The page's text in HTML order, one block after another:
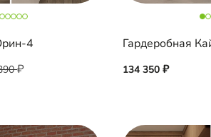
4 Гардеробная
134 350